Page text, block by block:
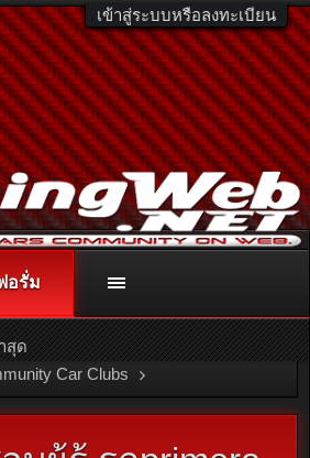
เข้าสู่ระบบหรือลงทะเบียน
หรือโทร. 081-811-1138
ยละเอียดเพิ่มเติม คลิกที่นี่
Car Clubs
Primera & Presea Club
อรั่ม
สุด